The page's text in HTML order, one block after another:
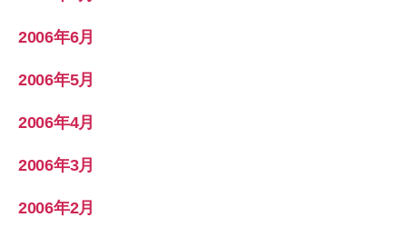
2006年6月
2006年5月
2006年4月
2006年3月
2006年2月